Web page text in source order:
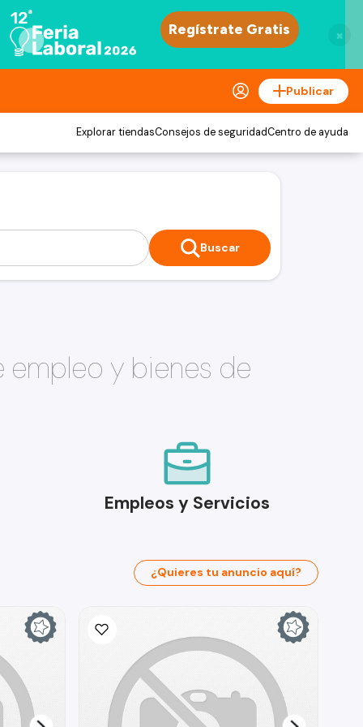
×
Publicar
Explorar tiendasConsejos de seguridadCentro de ayuda
Buscar
empleo y bienes de
Empleos y Servicios
¿Quieres tu anuncio aquí?